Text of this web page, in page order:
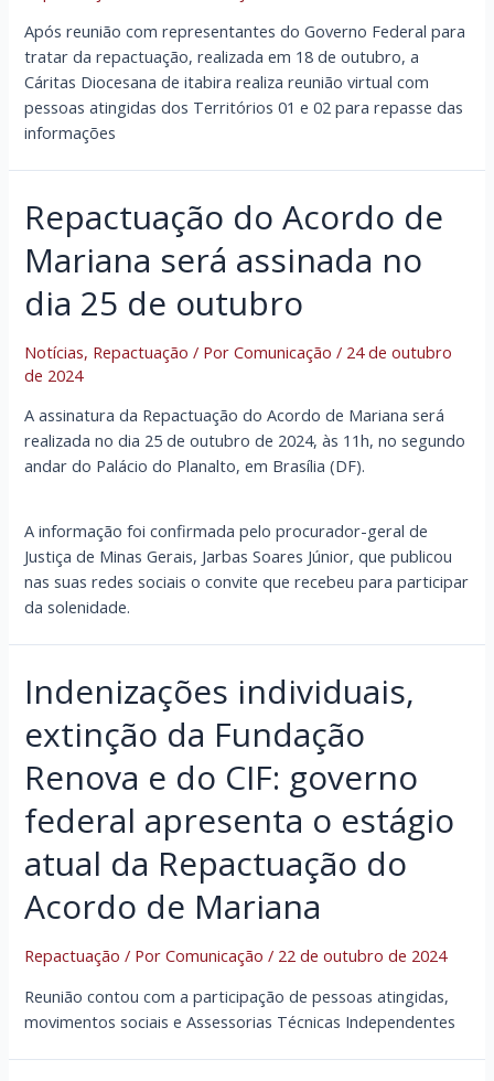
Após reunião com representantes do Governo Federal para
tratar da repactuação, realizada em 18 de outubro, a
Cáritas Diocesana de itabira realiza reunião virtual com
pessoas atingidas dos Territórios 01 e 02 para repasse das
informações
Repactuação do Acordo de
Mariana será assinada no
dia 25 de outubro
Notícias, Repactuação / PorComunicação/ 24 de outubro
de 2024
A assinatura da Repactuação do Acordo de Mariana será
realizada no dia 25 de outubro de 2024, às 11h, no segundo
andar do Palácio do Planalto, em Brasília (DF).
A informação foi confirmada pelo procurador-geral de
Justiça de Minas Gerais, Jarbas Soares Júnior, que publicou
nas suas redes sociais o convite que recebeu para participar
da solenidade.
Indenizações individuais,
extinção da Fundação
Renova e do CIF: governo
federal apresenta o estágio
atual da Repactuação do
Acordo de Mariana
Repactuação / PorComunicação/ 22 de outubro de 2024
Reunião contou com a participação de pessoas atingidas,
movimentos sociais e Assessorias Técnicas Independentes